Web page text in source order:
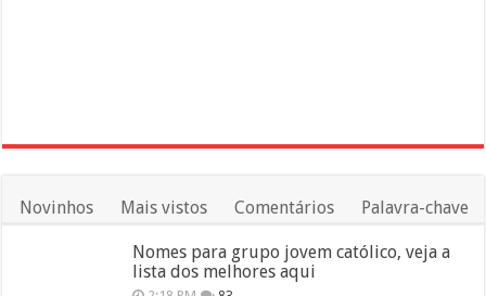
Novinhos Mais vistos Comentários Palavra-chave
Nomes para grupo jovem católico, veja a
lista dos melhores aqui